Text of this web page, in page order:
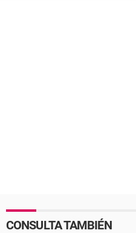
CONSULTA TAMBIÉN